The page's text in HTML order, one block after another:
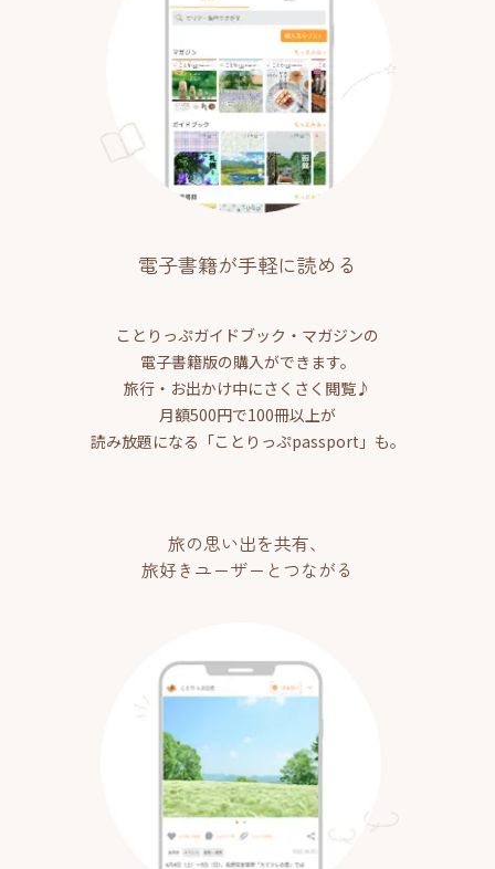
電子書籍が手軽に読める
ことりっぷガイドブック・マガジンの
電子書籍版の購入ができます。
旅行・お出かけ中にさくさく閲覧♪
月額500円で100冊以上が
読み放題になる「ことりっぷpassport」も。
旅の思い出を共有、
旅好きユーザーとつながる